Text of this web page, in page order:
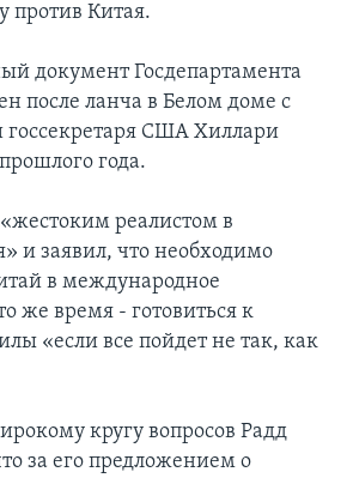
против Китая.
документ Госдепартамента
после ланча в Белом доме с
госсекретаря США Хиллари
года.
реалистом в
и заявил, что необходимо
в международное
же время - готовиться к
«если все пойдет не так, как
кругу вопросов Радд
за его предложением о